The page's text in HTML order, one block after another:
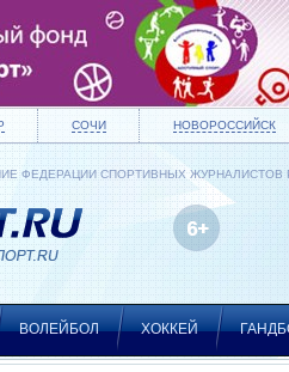
СОЧИ НОВОРОССИЙСК
ФЕДЕРАЦИИ СПОРТИВНЫХ ЖУРНАЛИСТОВ
ВОЛЕЙБОЛ ХОККЕЙ